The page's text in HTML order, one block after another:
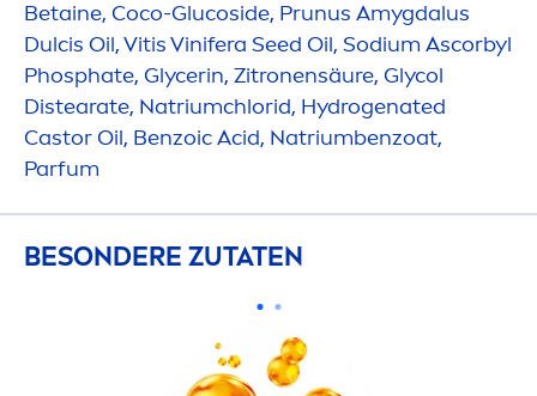
Betaine, Coco-Glucoside, Prunus Amygdalus
Dulcis Oil, Vitis Vinifera Seed Oil, Sodium Ascorbyl
Phosphate, Glycerin, Zitronensäure, Glycol
Distearate, Natriumchlorid, Hydrogenated
Castor Oil, Benzoic Acid, Natriumbenzoat,
Parfum
BESONDERE ZUTATEN